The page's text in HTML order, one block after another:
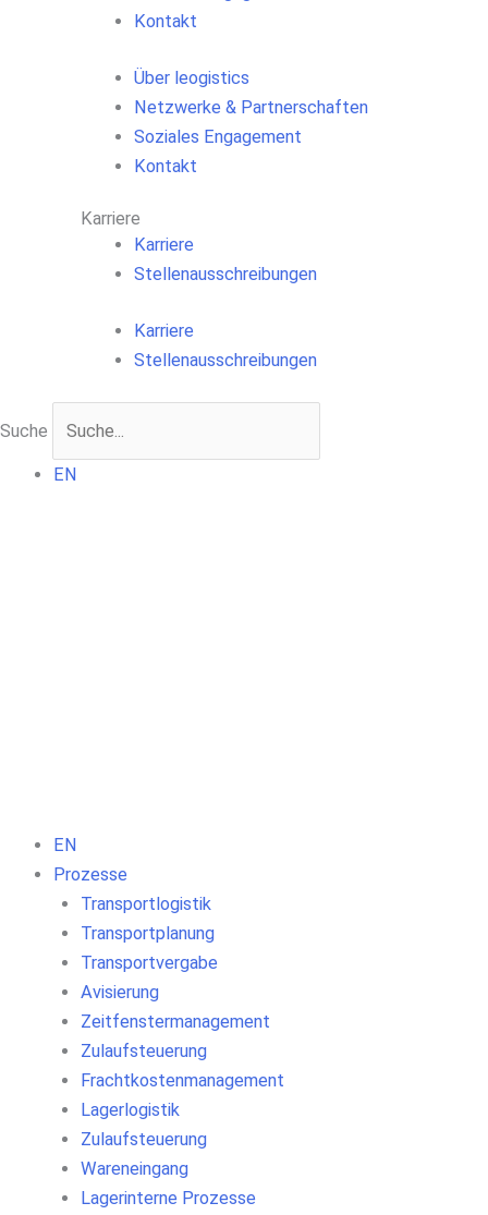
Kontakt
Über leogistics
Netzwerke & Partnerschaften
Soziales Engagement
Kontakt
Karriere
Karriere
Stellenausschreibungen
Karriere
Stellenausschreibungen
Suche
EN
EN
Prozesse
Transportlogistik
Transportplanung
Transportvergabe
Avisierung
Zeitfenstermanagement
Zulaufsteuerung
Frachtkostenmanagement
Lagerlogistik
Zulaufsteuerung
Wareneingang
Lagerinterne Prozesse